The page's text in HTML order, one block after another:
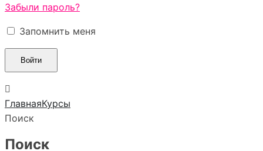
Забыли пароль?
Запомнить меня
ГлавнаяКурсы
Поиск
Поиск